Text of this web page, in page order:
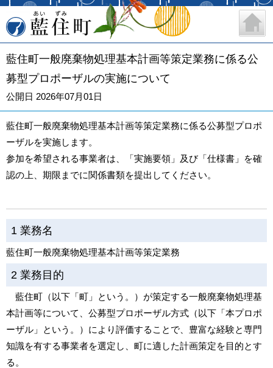
藍住町
藍住町一般廃棄物処理基本計画等策定業務に係る公
募型プロポーザルの実施について
公開日 2026年07月01日
藍住町一般廃棄物処理基本計画等策定業務に係る公募型プロポ
ーザルを実施します。
参加を希望される事業者は、「実施要領」及び「仕様書」を確
認の上、期限までに関係書類を提出してください。
1 業務名
藍住町一般廃棄物処理基本計画等策定業務
2 業務目的
藍住町（以下「町」という。）が策定する一般廃棄物処理基
本計画等について、公募型プロポーザル方式（以下「本プロポ
ーザル」という。）により評価することで、豊富な経験と専門
知識を有する事業者を選定し、町に適した計画策定を目的とす
る。